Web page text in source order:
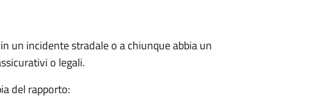
un incidente stradale o a chiunque abbia un
o legali.
del rapporto: